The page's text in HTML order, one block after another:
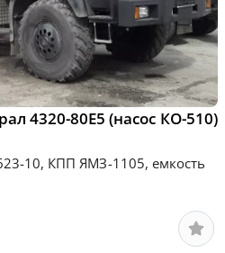
4320-80Е5 (насос КО-510)
10, КПП ЯМЗ-1105, емкость